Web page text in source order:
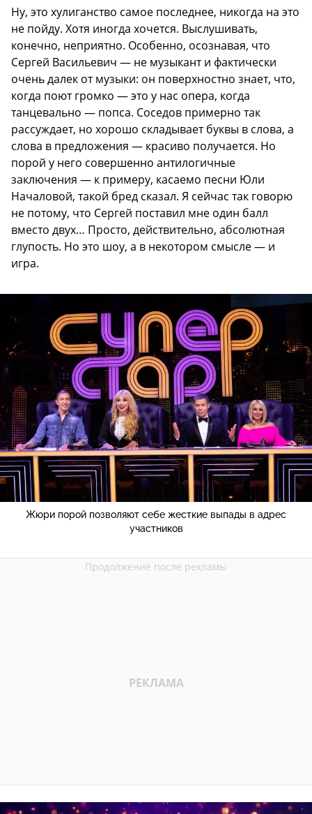
Ну, это хулиганство самое последнее, никогда на это
не пойду. Хотя иногда хочется. Выслушивать,
конечно, неприятно. Особенно, осознавая, что
Сергей Васильевич — не музыкант и фактически
очень далек от музыки: он поверхностно знает, что,
когда поют громко — это у нас опера, когда
танцевально — попса. Соседов примерно так
рассуждает, но хорошо складывает буквы в слова, а
слова в предложения — красиво получается. Но
порой у него совершенно антилогичные
заключения — к примеру, касаемо песни Юли
Началовой, такой бред сказал. Я сейчас так говорю
не потому, что Сергей поставил мне один балл
вместо двух… Просто, действительно, абсолютная
глупость. Но это шоу, а в некотором смысле — и
игра.
Жюри порой позволяют себе жесткие выпады в адрес
участников